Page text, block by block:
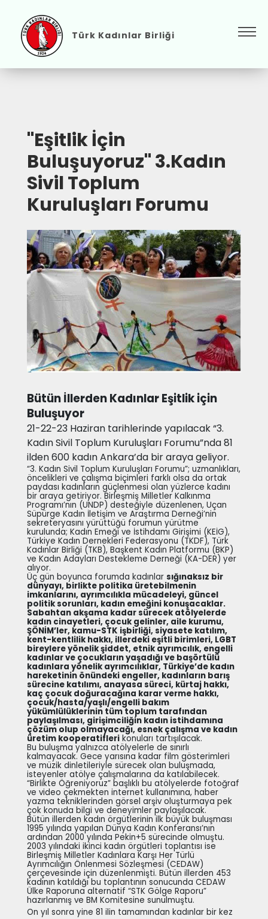
Türk Kadınlar Birliği
"Eşitlik İçin
Buluşuyoruz" 3.Kadın
Sivil Toplum
Kuruluşları Forumu
Bütün İllerden Kadınlar Eşitlik için
Buluşuyor
21-22-23 Haziran tarihlerinde yapılacak “3.
Kadın Sivil Toplum Kuruluşları Forumu”nda 81
ilden 600 kadın Ankara’da bir araya geliyor.
“3. Kadın Sivil Toplum Kuruluşları Forumu”; uzmanlıkları,
öncelikleri ve çalışma biçimleri farklı olsa da ortak
paydası kadınların güçlenmesi olan yüzlerce kadını
bir araya getiriyor. Birleşmiş Milletler Kalkınma
Programı’nın (UNDP) desteğiyle düzenlenen, Uçan
Süpürge Kadın İletişim ve Araştırma Derneği’nin
sekreteryasını yürüttüğü forumun yürütme
kurulunda; Kadın Emeği ve İstihdamı Girişimi (KEİG),
Türkiye Kadın Dernekleri Federasyonu (TKDF), Türk
Kadınlar Birliği (TKB), Başkent Kadın Platformu (BKP)
ve Kadın Adayları Destekleme Derneği (KA-DER) yer
alıyor.
Üç gün boyunca forumda kadınlar sığınaksız bir
dünyayı, birlikte politika üretebilmenin
imkanlarını, ayrımcılıkla mücadeleyi, güncel
politik sorunları, kadın emeğini konuşacaklar.
Sabahtan akşama kadar sürecek atölyelerde
kadın cinayetleri, çocuk gelinler, aile kurumu,
ŞÖNİM’ler, kamu-STK işbirliği, siyasete katılım,
kent-kentlilik hakkı, illerdeki eşitli birimleri, LGBT
bireylere yönelik şiddet, etnik ayrımcılık, engelli
kadınlar ve çocukların yaşadığı ve başörtülü
kadınlara yönelik ayrımcılıklar, Türkiye’de kadın
hareketinin önündeki engeller, kadınların barış
sürecine katılımı, anayasa süreci, kürtaj hakkı,
kaç çocuk doğuracağına karar verme hakkı,
çocuk/hasta/yaşlı/engelli bakım
yükümlülüklerinin tüm toplum tarafından
paylaşılması, girişimciliğin kadın istihdamına
çözüm olup olmayacağı, esnek çalışma ve kadın
üretim kooperatiflerikonuları tartışılacak.
Bu buluşma yalnızca atölyelerle de sınırlı
kalmayacak. Gece yarısına kadar film gösterimleri
ve müzik dinletileriyle sürecek olan buluşmada,
isteyenler atölye çalışmalarına da katılabilecek.
“Birlikte Öğreniyoruz” başlıklı bu atölyelerde fotoğraf
ve video çekmekten internet kullanımına, haber
yazma tekniklerinden görsel arşiv oluşturmaya pek
çok konuda bilgi ve deneyimler paylaşılacak.
Bütün illerden kadın örgütlerinin ilk büyük buluşması
1995 yılında yapılan Dünya Kadın Konferansı’nın
ardından 2000 yılında Pekin+5 sürecinde olmuştu.
2003 yılındaki ikinci kadın örgütleri toplantısı ise
Birleşmiş Milletler Kadınlara Karşı Her Türlü
Ayrımcılığın Önlenmesi Sözleşmesi (CEDAW)
çerçevesinde için düzenlenmişti. Bütün illerden 453
kadının katıldığı bu toplantının sonucunda CEDAW
Ülke Raporuna alternatif “STK Gölge Raporu”
hazırlanmış ve BM Komitesine sunulmuştu.
On yıl sonra yine 81 ilin tamamından kadınlar bir kez